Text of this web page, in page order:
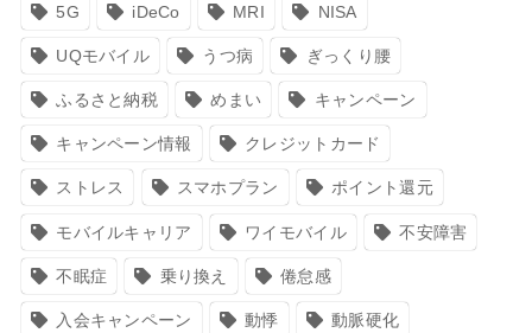
5G iDeCo MRI NISA
UQモバイル うつ病 ぎっくり腰
ふるさと納税 めまい キャンペーン
キャンペーン情報 クレジットカード
ストレス スマホプラン ポイント還元
モバイルキャリア ワイモバイル 不安障害
不眠症 乗り換え 倦怠感
入会キャンペーン 動悸 動脈硬化